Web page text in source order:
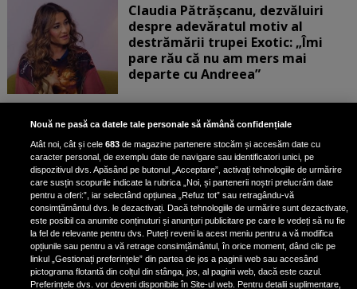
Claudia Pătrășcanu, dezvăluiri
despre adevăratul motiv al
destrămării trupei Exotic: „Îmi
pare rău că nu am mers mai
departe cu Andreea”
Scene incredibile! Ilinca Vandici a
pus mâna pe aparatul de
fotografiat al unui paparazzo și i l-
a aruncat la gunoi: „S-a dus la
poliție. Nu mai aveam aer”
Oana Moșneagu, mărturisiri
despre începutul relației cu Vlad
Gherman: „Eu am fost îngrozită de
aceasta posibilă relație”
Nouă ne pasă ca datele tale personale să rămână confidențiale
Atât noi, cât și cele683 de magazine partenere stocăm și accesăm date cu
caracter personal, de exemplu date de navigare sau identificatori unici, pe
dispozitivul dvs. Apăsând pe butonul „Acceptare”, activați tehnologiile de urmărire
care susțin scopurile indicate la rubrica „Noi, și partenerii noștri prelucrăm date
pentru a oferi:”, iar selectând opțiunea „Refuz tot” sau retragându-vă
consimțământul dvs. le dezactivați. Dacă tehnologiile de urmărire sunt dezactivate,
este posibil ca anumite conținuturi și anunțuri publicitare pe care le vedeți să nu fie
la fel de relevante pentru dvs. Puteți reveni la acest meniu pentru a vă modifica
opțiunile sau pentru a vă retrage consimțământul, în orice moment, dând clic pe
linkul „Gestionați preferințele” din partea de jos a paginii web sau accesând
pictograma flotantă din colțul din stânga, jos, al paginii web, dacă este cazul.
Preferințele dvs. vor deveni disponibile în Site-ul web. Pentru detalii suplimentare,